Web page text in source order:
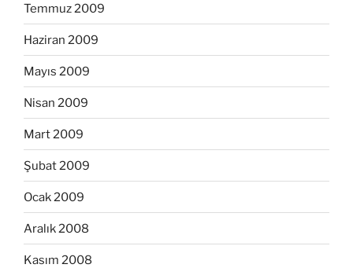
Temmuz 2009
Haziran 2009
Mayıs 2009
Nisan 2009
Mart 2009
Şubat 2009
Ocak 2009
Aralık 2008
Kasım 2008